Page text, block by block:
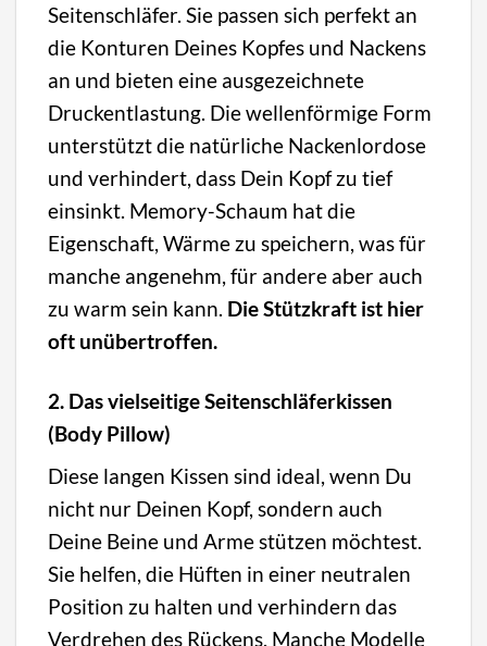
Seitenschläfer. Sie passen sich perfekt an
die Konturen Deines Kopfes und Nackens
an und bieten eine ausgezeichnete
Druckentlastung. Die wellenförmige Form
unterstützt die natürliche Nackenlordose
und verhindert, dass Dein Kopf zu tief
einsinkt. Memory-Schaum hat die
Eigenschaft, Wärme zu speichern, was für
manche angenehm, für andere aber auch
zu warm sein kann. Die Stützkraft ist hier
oft unübertroffen.
2. Das vielseitige Seitenschläferkissen
(Body Pillow)
Diese langen Kissen sind ideal, wenn Du
nicht nur Deinen Kopf, sondern auch
Deine Beine und Arme stützen möchtest.
Sie helfen, die Hüften in einer neutralen
Position zu halten und verhindern das
Verdrehen des Rückens. Manche Modelle